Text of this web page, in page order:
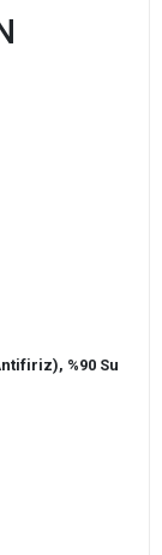
%90 Su